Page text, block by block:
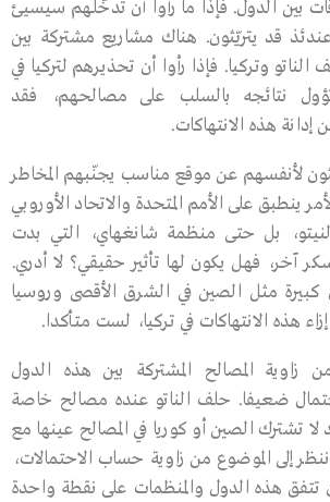
بين الدول. فإذا ما رأوا أن تدخّلهم سيسيئ
قد يتريّثون. هناك مشاريع مشتركة بين
الناتو وتركيا. فإذا رأوا أن تحذيرهم لتركيا في
نتائجه بالسلب على مصالحهم، فقد
هذه الانتهاكات.
لأنفسهم عن موقع مناسب يجنّبهم المخاطر
ينطبق على الأمم المتحدة والاتحاد الأوروبي
والنيتو، بل حتى منظمة شانغهاي، التي بدت
آخر، فهل يكون لها تأثير حقيقي؟ لا أدري.
مثل الصين في الشرق الأقصى وروسيا
هذه الانتهاكات في تركيا، لست متأكدا.
زاوية المصالح المشتركة بين هذه الدول
ضعيفا. حلف الناتو عنده مصالح خاصة
لا تشترك الصين أو كوريا في المصالح عينها مع
إلى الموضوع من زاوية حساب الاحتمالات،
هذه الدول والمنظمات على نقطة واحدة